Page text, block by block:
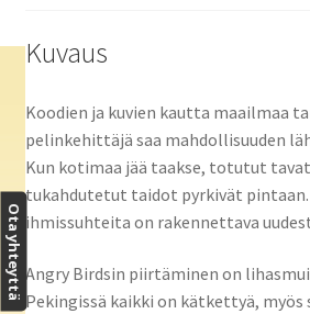
Kuvaus
Koodien ja kuvien kautta maailmaa
pelinkehittäjä saa mahdollisuuden
Kun kotimaa jää taakse, totutut
tukahdutetut taidot pyrkivät pintaan.
ihmissuhteita on rakennettava
Angry Birdsin piirtäminen on
Pekingissä kaikki on kätkettyä, myös
Ota yhteyttä